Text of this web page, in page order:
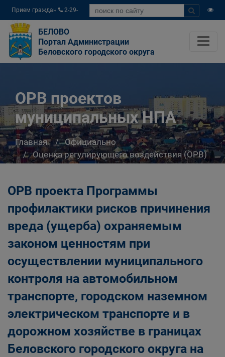
Прием граждан
2-29-
04
БЕЛОВО
Портал Администрации
Беловского городского округа
ОРВ проектов
муниципальных НПА
Главная
Официально
Оценка регулирующего воздействия (ОРВ)
ОРВ проектов муниципальных НПА
ОРВ проекта Программы
профилактики рисков причинения
вреда (ущерба) охраняемым
законом ценностям при
осуществлении муниципального
контроля на автомобильном
транспорте, городском наземном
электрическом транспорте и в
дорожном хозяйстве в границах
Беловского городского округа на